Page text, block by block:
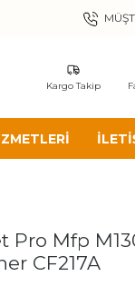
Kargo Takip
Pro Mfp
CF217A